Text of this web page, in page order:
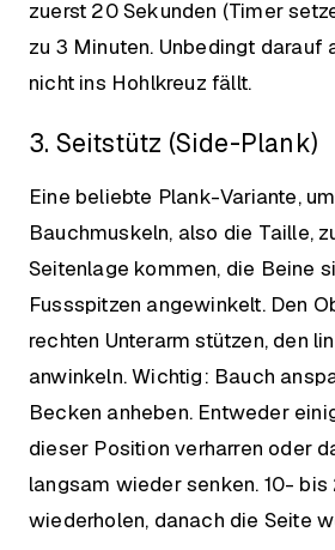
zuerst 20 Sekunden (Timer
zu 3 Minuten. Unbedingt darauf
nicht ins Hohlkreuz fällt.
3. Seitstütz (Side-Plank)
Eine beliebte Plank-Variante,
Bauchmuskeln, also die Taille,
Seitenlage kommen, die Beine
Fussspitzen angewinkelt. Den
rechten Unterarm stützen, den
anwinkeln. Wichtig: Bauch
Becken anheben. Entweder
dieser Position verharren oder
langsam wieder senken. 10-
wiederholen, danach die Seite